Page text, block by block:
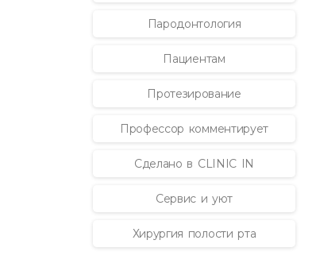
Пародонтология
Пациентам
Протезирование
Профессор комментирует
Сделано в CLINIC IN
Сервис и уют
Хирургия полости рта